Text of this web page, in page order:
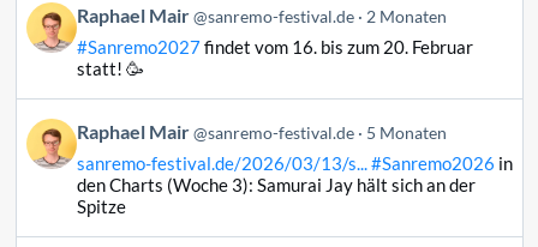
ansehen
Beitrag
von
Raphael
Bluesky
ansehen
Raphael Mair @sanremo-festival.de 2 Monaten
#Sanremo2027findet vom 16. bis zum 20. Februar
statt! 🥳
Beitrag
von
Raphael
Raphael Mair @sanremo-festival.de 5 Monaten
sanremo-festival.de/2026/03/13/s...#Sanremo2026 in
den Charts (Woche 3): Samurai Jay hält sich an der
Spitze